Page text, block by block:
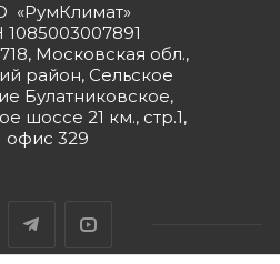
«РумКлимат»
Московская обл.,
район, Сельское
Булатниковское,
шоссе 21 км., стр.1,
офис 329